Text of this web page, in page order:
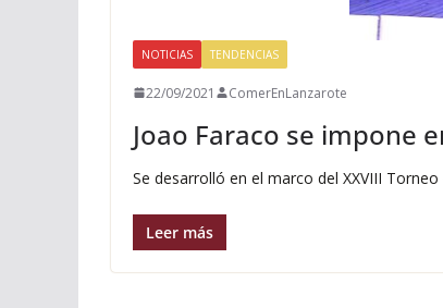
NOTICIAS TENDENCIAS
22/09/2021 ComerEnLanzarote
Joao Faraco se impone
Se desarrolló en el marco del XXVIII
Leer más